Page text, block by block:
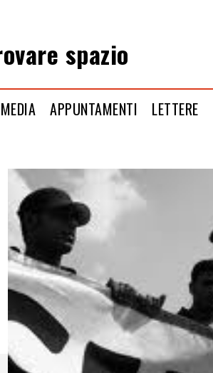
spazio
APPUNTAMENTI LETTERE